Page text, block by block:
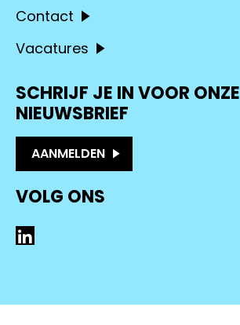
Contact
Vacatures
SCHRIJF JE IN VOOR ONZE
NIEUWSBRIEF
AANMELDEN
VOLG ONS
LinkedIn